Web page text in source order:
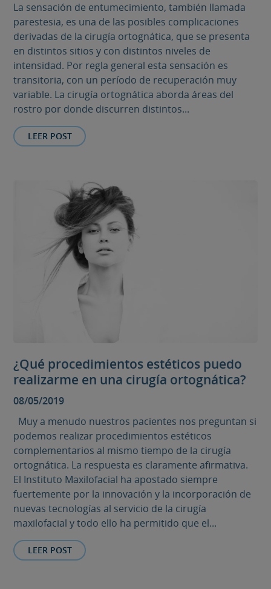
La sensación de entumecimiento, también llamada
parestesia, es una de las posibles complicaciones
derivadas de la cirugía ortognática, que se presenta
en distintos sitios y con distintos niveles de
intensidad. Por regla general esta sensación es
transitoria, con un período de recuperación muy
variable. La cirugía ortognática aborda áreas del
rostro por donde discurren distintos...
LEER POST
¿Qué procedimientos estéticos puedo
realizarme en una cirugía ortognática?
08/05/2019
Muy a menudo nuestros pacientes nos preguntan si
podemos realizar procedimientos estéticos
complementarios al mismo tiempo de la cirugía
ortognática. La respuesta es claramente afirmativa.
El Instituto Maxilofacial ha apostado siempre
fuertemente por la innovación y la incorporación de
nuevas tecnologías al servicio de la cirugía
maxilofacial y todo ello ha permitido que el...
LEER POST